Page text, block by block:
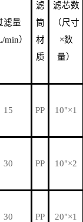
滤量
min）
滤
筒
材
质
滤芯数
（尺寸
×数
量）
15 PP 10"×1
30 PP 10"×2
30 PP 20"×1